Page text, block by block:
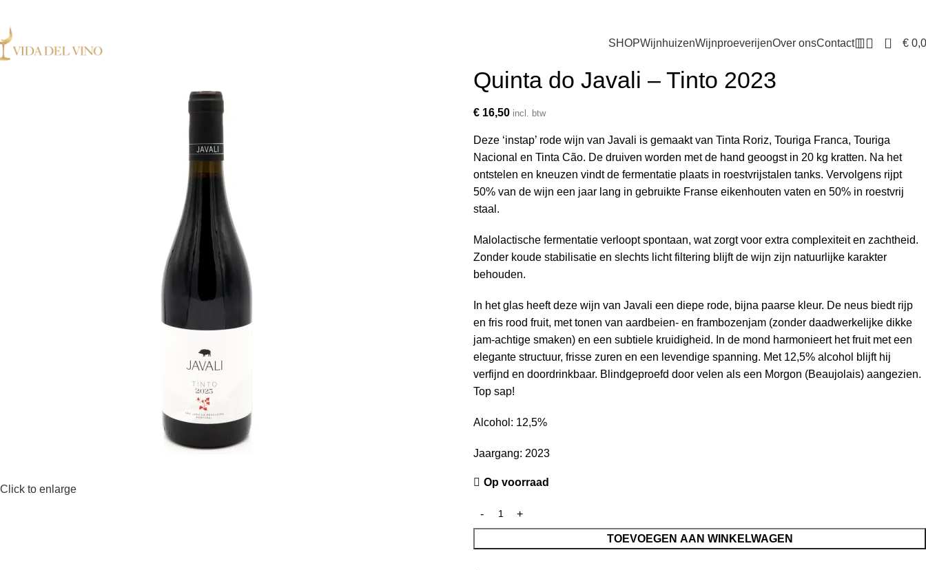
SHOPWijnhuizenWijnproeverijenOver onsContact 0 €
Click to enlarge
Quinta do Javali – Tinto 2023
€ 16,50 incl. btw
Deze ‘instap’ rode wijn van Javali is gemaakt van Tinta Roriz, Touriga Franca, Touriga
Nacional en Tinta Cão. De druiven worden met de hand geoogst in 20 kg kratten. Na het
ontstelen en kneuzen vindt de fermentatie plaats in roestvrijstalen tanks. Vervolgens rijpt
50% van de wijn een jaar lang in gebruikte Franse eikenhouten vaten en 50% in roestvrij
staal.
Malolactische fermentatie verloopt spontaan, wat zorgt voor extra complexiteit en zachtheid.
Zonder koude stabilisatie en slechts licht filtering blijft de wijn zijn natuurlijke karakter
behouden.
In het glas heeft deze wijn van Javali een diepe rode, bijna paarse kleur. De neus biedt rijp
en fris rood fruit, met tonen van aardbeien- en frambozenjam (zonder daadwerkelijke dikke
jam-achtige smaken) en een subtiele kruidigheid. In de mond harmonieert het fruit met een
elegante structuur, frisse zuren en een levendige spanning. Met 12,5% alcohol blijft hij
verfijnd en doordrinkbaar. Blindgeproefd door velen als een Morgon (Beaujolais) aangezien.
Top sap!
Alcohol: 12,5%
Jaargang: 2023
Op voorraad
TOEVOEGEN AAN WINKELWAGEN